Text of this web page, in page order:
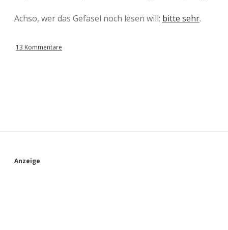
Achso, wer das Gefasel noch lesen will: bitte sehr.
13 Kommentare
S
Anzeige